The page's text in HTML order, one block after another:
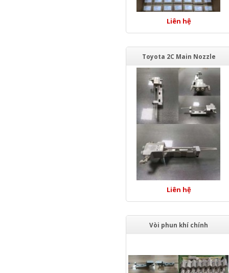
Liên hệ
Toyota 2C Main Nozzle
Liên hệ
Vòi phun khí chính